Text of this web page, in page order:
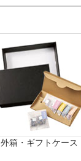
外箱・ギフトケース